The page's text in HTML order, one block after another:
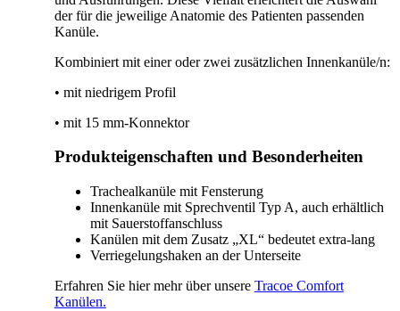
der für die jeweilige Anatomie des Patienten passenden
Kanüle.
Kombiniert mit einer oder zwei zusätzlichen Innenkanüle/n:
• mit niedrigem Profil
• mit 15 mm-Konnektor
Produkteigenschaften und Besonderheiten
Trachealkanüle mit Fensterung
Innenkanüle mit Sprechventil Typ A, auch erhältlich
mit Sauerstoffanschluss
Kanülen mit dem Zusatz „XL“ bedeutet extra-lang
Verriegelungshaken an der Unterseite
Erfahren Sie hier mehr über unsere Tracoe Comfort
Kanülen.